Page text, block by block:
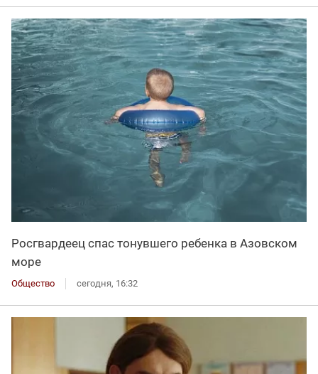
Росгвардеец спас тонувшего ребенка в Азовском
море
Общество сегодня, 16:32